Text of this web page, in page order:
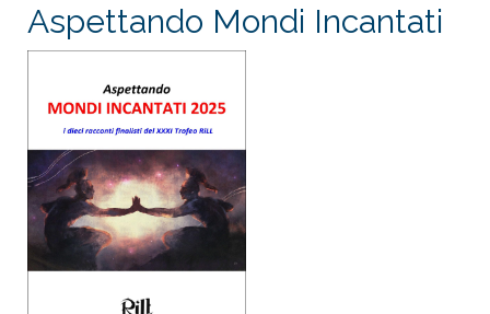
Aspettando Mondi Incantati